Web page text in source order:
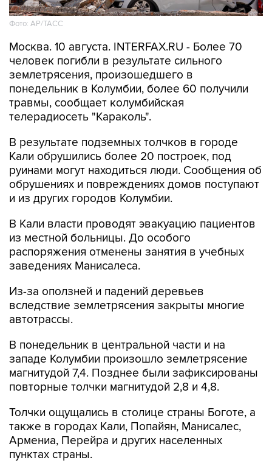
Фото: АР/ТАСС
Москва. 10 августа. INTERFAX.RU - Более 70
человек погибли в результате сильного
землетрясения, произошедшего в
понедельник в Колумбии, более 60 получили
травмы, сообщает колумбийская
телерадиосеть "Караколь".
В результате подземных толчков в городе
Кали обрушились более 20 построек, под
руинами могут находиться люди. Сообщения об
обрушениях и повреждениях домов поступают
и из других городов Колумбии.
В Кали власти проводят эвакуацию пациентов
из местной больницы. До особого
распоряжения отменены занятия в учебных
заведениях Манисалеса.
Из-за оползней и падений деревьев
вследствие землетрясения закрыты многие
автотрассы.
В понедельник в центральной части и на
западе Колумбии произошло землетрясение
магнитудой 7,4. Позднее были зафиксированы
повторные толчки магнитудой 2,8 и 4,8.
Толчки ощущались в столице страны Боготе, а
также в городах Кали, Попайян, Манисалес,
Армениа, Перейра и других населенных
пунктах страны.